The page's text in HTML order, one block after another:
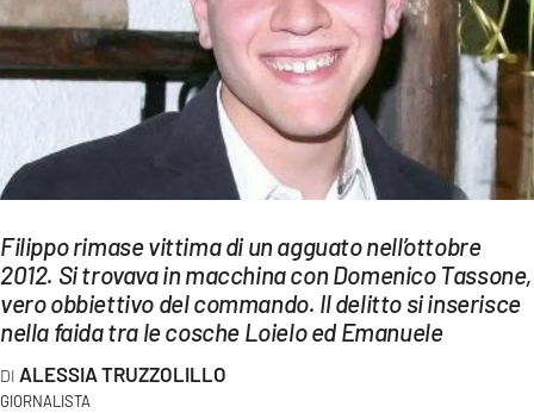
EVENTI
SPORT
Streaming
LAC TV
LAC NETWORK
LAC ONAIR
LaC
Network
Filippo rimase vittima di un agguato nell’ottobre
2012. Si trovava in macchina con Domenico Tassone,
vero obbiettivo del commando. Il delitto si inserisce
nella faida tra le cosche Loielo ed Emanuele
ALESSIA TRUZZOLILLO
GIORNALISTA